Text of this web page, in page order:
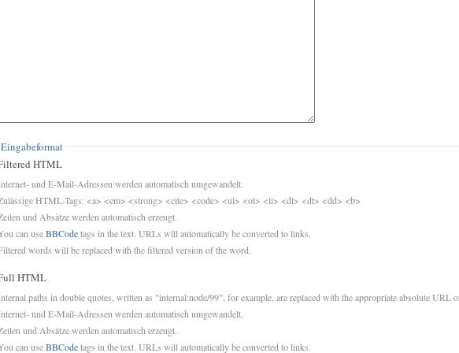
Eingabeformat
HTML
und E-Mail-Adressen werden automatisch umgewandelt.
HTML-Tags: <a> <em> <strong> <cite> <code> <ul> <ol> <li> <dl> <dt> <dd> <b>
und Absätze werden automatisch erzeugt.
can useBBCodetags in the text. URLs will automatically be converted to links.
words will be replaced with the filtered version of the word.
HTML
paths in double quotes, written as "internal:node/99", for example, are replaced with the appropriate absolute URL
und E-Mail-Adressen werden automatisch umgewandelt.
und Absätze werden automatisch erzeugt.
can useBBCodetags in the text. URLs will automatically be converted to links.